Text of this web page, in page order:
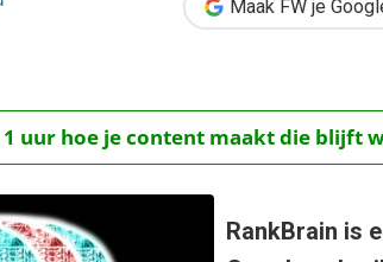
Maak FW je
1 uur hoe je content maakt die blijft
RankBrain is